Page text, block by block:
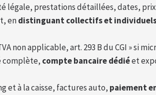
légale, prestations détaillées, dates,
endistinguant collectifs et
non applicable, art. 293 B du CGI » si
complète, compte bancaire dédiéet
et à la caisse, factures auto, paiement